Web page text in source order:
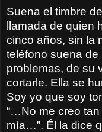
Suena el timbre
llamada de quien
cinco años, sin la
teléfono suena
problemas, de su
cortarle. Ella se
Soy yo que soy
“…No me creo
mía…”. Él la dice